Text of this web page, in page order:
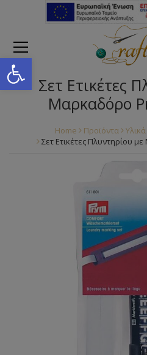
Open toolbar
Σετ Ετικέτες
Μαρκαδόρο
Home Προϊόντα
Σετ Ετικέτες Πλυντηρίου